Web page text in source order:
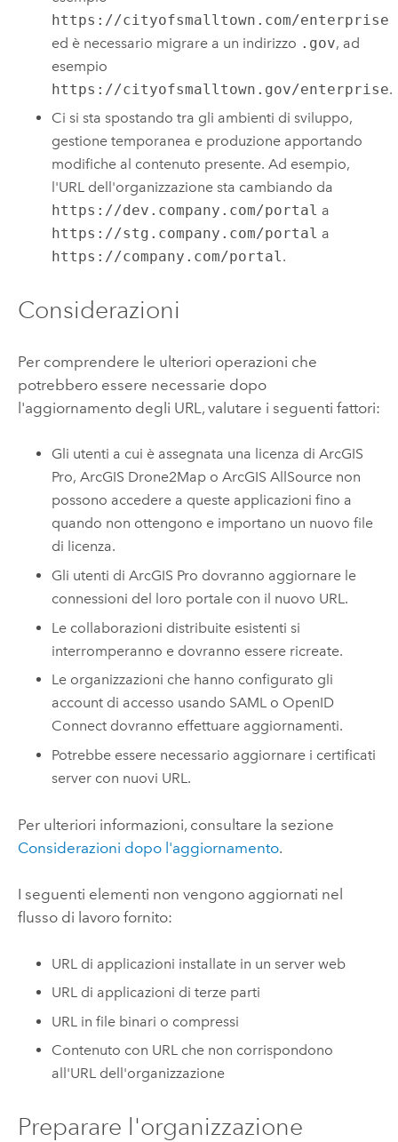
https://cityofsmalltown.com/enterprise
ed è necessario migrare a un indirizzo .gov, ad
esempio
https://cityofsmalltown.gov/enterprise.
Ci si sta spostando tra gli ambienti di sviluppo,
gestione temporanea e produzione apportando
modifiche al contenuto presente. Ad esempio,
l'URL dell'organizzazione sta cambiando da
https://dev.company.com/portal a
https://stg.company.com/portal a
https://company.com/portal.
Considerazioni
Per comprendere le ulteriori operazioni che
potrebbero essere necessarie dopo
l'aggiornamento degli URL, valutare i seguenti fattori:
Gli utenti a cui è assegnata una licenza diArcGIS
Pro,ArcGIS Drone2Map oArcGIS AllSource non
possono accedere a queste applicazioni fino a
quando non ottengono e importano un nuovo file
di licenza.
Gli utenti diArcGIS Pro dovranno aggiornare le
connessioni del loro portale con il nuovo URL.
Le collaborazioni distribuite esistenti si
interromperanno e dovranno essere ricreate.
Le organizzazioni che hanno configurato gli
account di accesso usando SAML o OpenID
Connect dovranno effettuare aggiornamenti.
Potrebbe essere necessario aggiornare i certificati
server con nuovi URL.
Per ulteriori informazioni, consultare la sezione
Considerazioni dopo l'aggiornamento.
I seguenti elementi non vengono aggiornati nel
flusso di lavoro fornito:
URL di applicazioni installate in un server web
URL di applicazioni di terze parti
URL in file binari o compressi
Contenuto con URL che non corrispondono
all'URL dell'organizzazione
Preparare l'organizzazione